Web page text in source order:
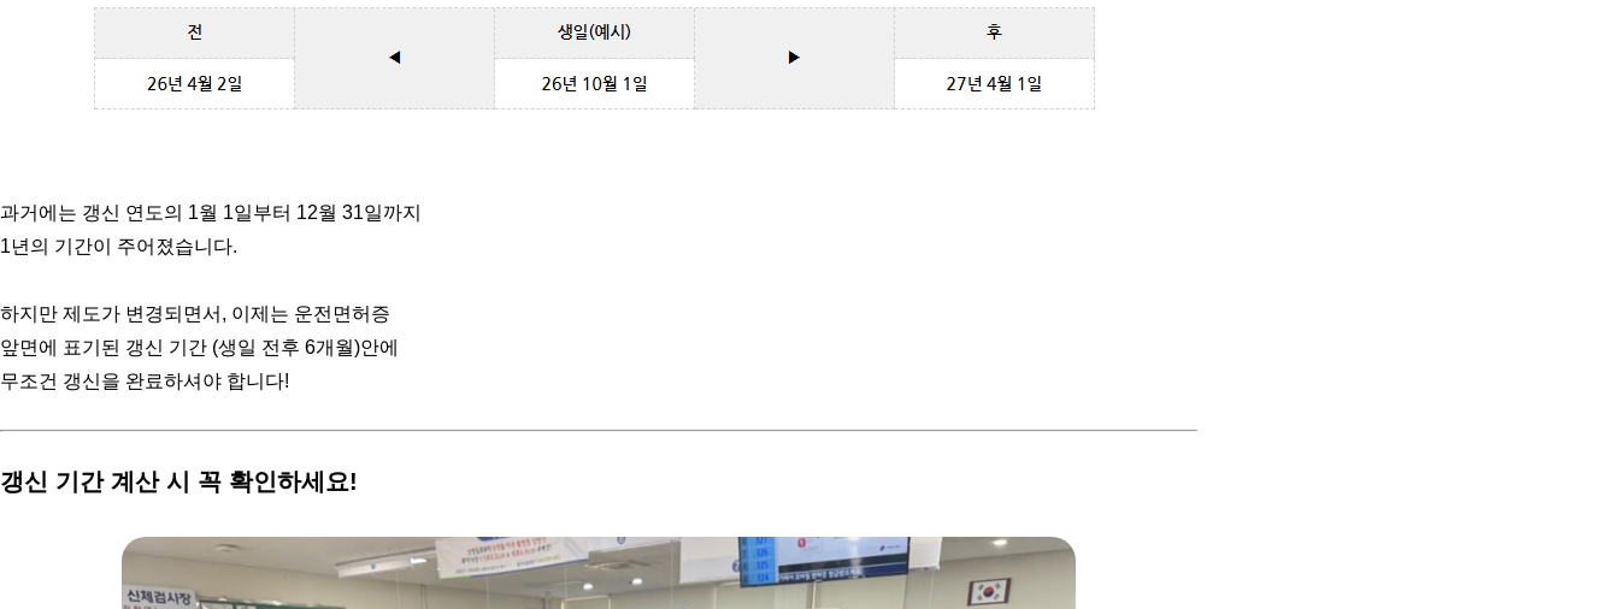
과거에는 갱신 연도의 1월 1일부터 12월 31일까지
1년의 기간이 주어졌습니다.
하지만 제도가 변경되면서, 이제는 운전면허증
앞면에
표기된 갱신 기간 (생일 전후 6개월)안에
무조건 갱신을 완료하셔야 합니다!
갱신 기간 계산 시 꼭 확인하세요!